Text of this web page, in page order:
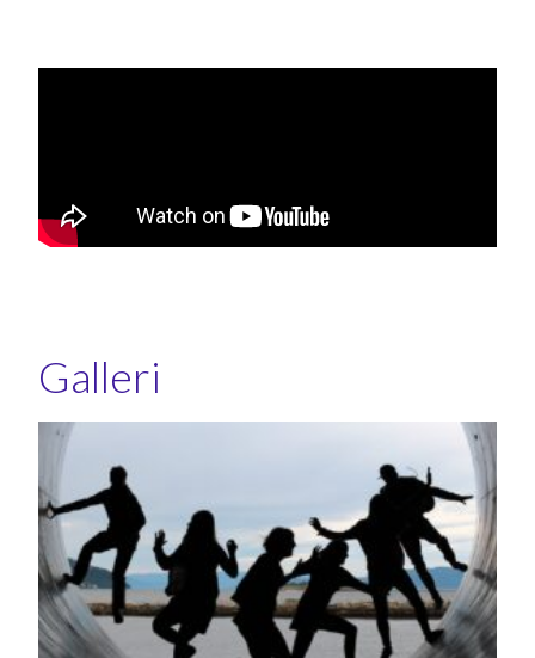
Galleri